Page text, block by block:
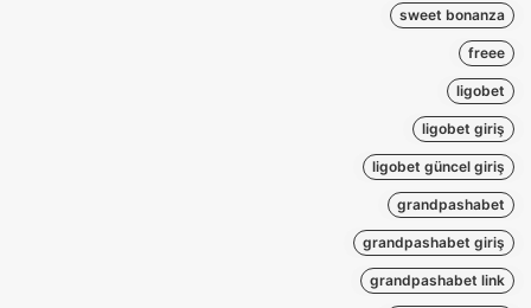
sweet bonanza
freee
ligobet
ligobet giriş
ligobet güncel giriş
grandpashabet
grandpashabet giriş
grandpashabet link